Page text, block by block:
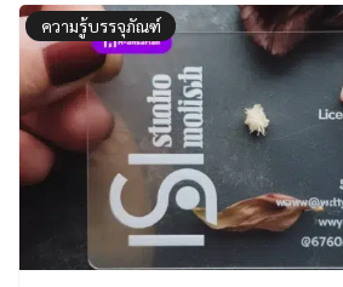
ความรู้บรรจุภัณฑ์